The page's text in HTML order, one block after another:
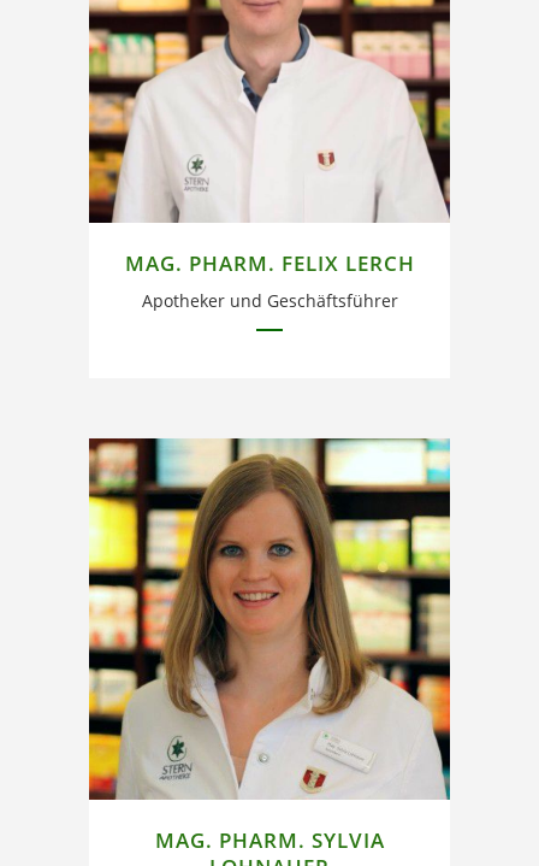
Im Team seit 2003.
MAG. PHARM. FELIX LERCH
Apotheker und Geschäftsführer
Im Team seit 2013.
MAG. PHARM. SYLVIA